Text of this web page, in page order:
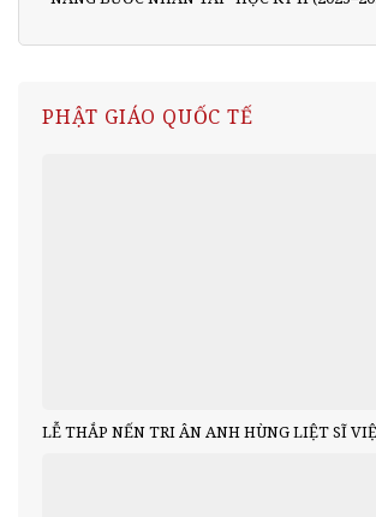
PHẬT GIÁO QUỐC TẾ
LỄ THẮP NẾN TRI ÂN ANH HÙNG LIỆT SĨ